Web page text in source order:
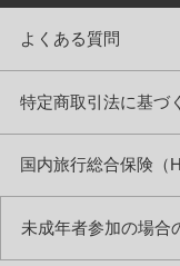
よくある質問
特定商取引法に基づ
国内旅行総合保険（
未成年者参加の場合